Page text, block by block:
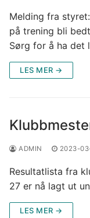
Kontaktinfo
Kjøp og salg
Melding fra
på trening bli
Sørg for å ha det
LES MER →
ADMIN 2023-
Resultatlista fra
27 er nå lagt ut
LES MER →